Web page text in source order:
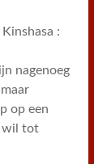
:
nagenoeg
op een
wil tot